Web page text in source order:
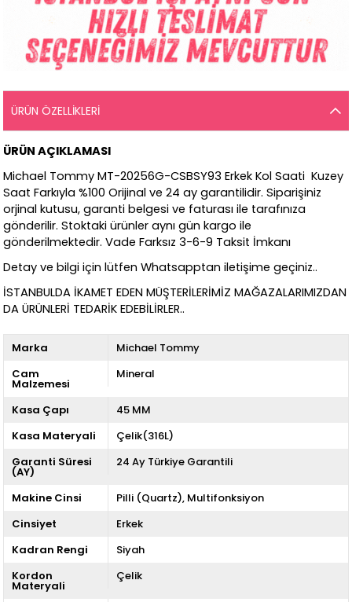
ÜRÜN ÖZELLIKLERI
ÜRÜN AÇIKLAMASI
Michael Tommy MT-20256G-CSBSY93 Erkek Kol Saati Kuzey
Saat Farkıyla %100 Orijinal ve 24 ay garantilidir. Siparişiniz
orjinal kutusu, garanti belgesi ve faturası ile tarafınıza
gönderilir. Stoktaki ürünler aynı gün kargo ile
gönderilmektedir. Vade Farksız 3-6-9 Taksit İmkanı
Detay ve bilgi için lütfen Whatsapptan iletişime geçiniz..
İSTANBULDA İKAMET EDEN MÜŞTERİLERİMİZ MAĞAZALARIMIZDAN
DA ÜRÜNLERİ TEDARİK EDEBİLİRLER..
Marka
Michael Tommy
Cam
Malzemesi
Mineral
Kasa Çapı
45 MM
Kasa Materyali
Çelik(316L)
Garanti Süresi
(AY)
24 Ay Türkiye Garantili
Makine Cinsi Pilli (Quartz) Multifonksiyon
Cinsiyet
Erkek
Kadran Rengi
Siyah
Kordon
Materyali
Çelik